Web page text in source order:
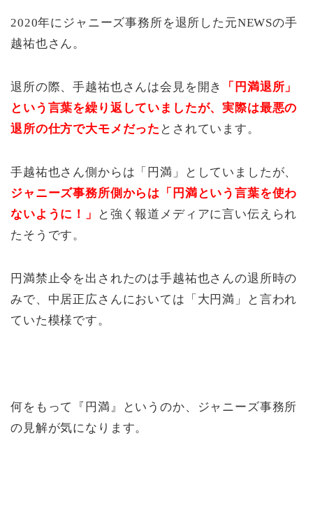
2020年にジャニーズ事務所を退所した元NEWSの手
越祐也さん。
退所の際、手越祐也さんは会見を開き
「円満退所」
という言葉を繰り返していましたが、実際は最悪の
退所の仕方で大モメだった とされています。
手越祐也さん側からは「円満」としていましたが、
ジャニーズ事務所側からは「円満という言葉を使わ
ないように！」
と強く報道メディアに言い伝えられ
たそうです。
円満禁止令を出されたのは手越祐也さんの退所時の
みで、中居正広さんにおいては「大円満」と言われ
ていた模様です。
何をもって『円満』というのか、ジャニーズ事務所
の見解が気になります。